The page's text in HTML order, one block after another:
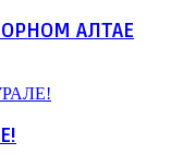
АЛТАЕ